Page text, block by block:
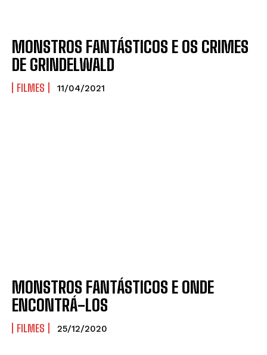
MONSTROS FANTÁSTICOS E OS CRIMES
DE GRINDELWALD
FILMES 11/04/2021
MONSTROS FANTÁSTICOS E ONDE
ENCONTRÁ-LOS
FILMES 25/12/2020